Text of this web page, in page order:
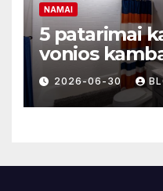
NAMAI
5 patarimai
vonios
mažoms
2026-06-30